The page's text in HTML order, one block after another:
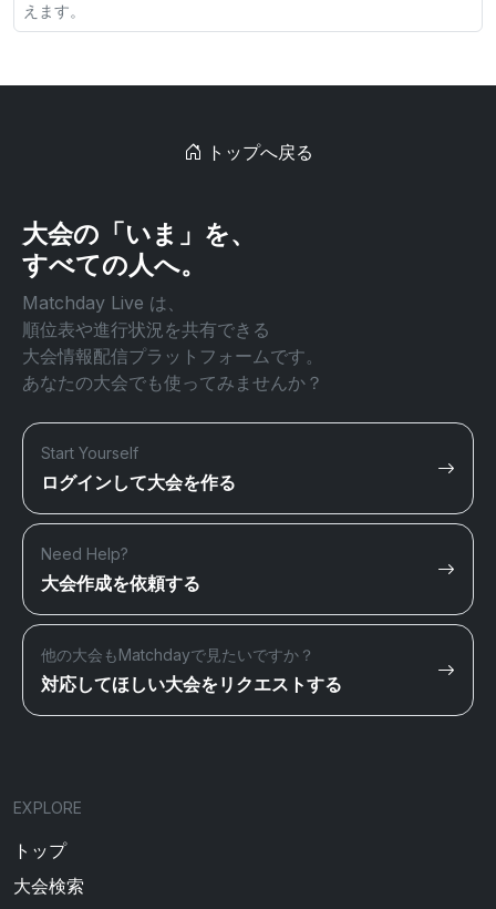
えます。
トップへ戻る
大会の「いま」を、
すべての人へ。
Matchday Live は、
順位表や進行状況を共有できる
大会情報配信プラットフォームです。
あなたの大会でも使ってみませんか？
Start Yourself
ログインして大会を作る
Need Help?
大会作成を依頼する
他の大会もMatchdayで見たいですか？
対応してほしい大会をリクエストする
EXPLORE
トップ
大会検索